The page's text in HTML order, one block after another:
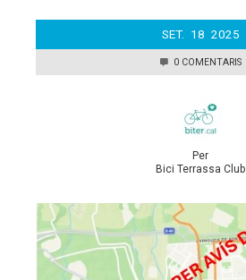
SET. 18 2025
0 COMENTARIS
Per
Bici Terrassa Club